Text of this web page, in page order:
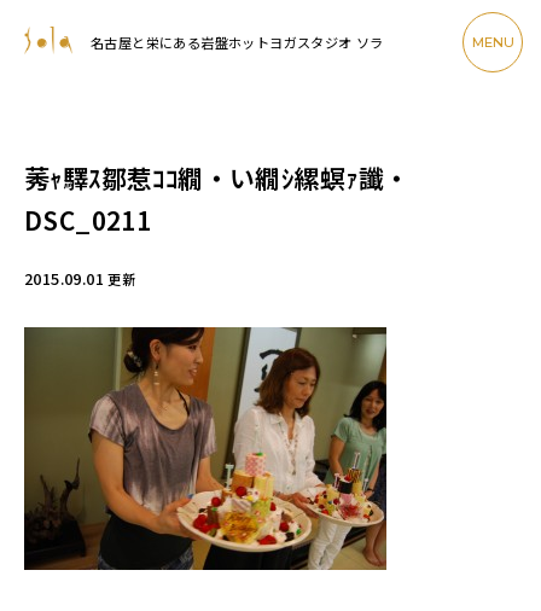
名古屋と栄にある岩盤ホットヨガスタジオ ソラ MENU
莠ｬ驛ｽ鄒惹ｺｺ繝・い繝ｼ縲螟ｧ讖・
DSC_0211
2015.09.01更新